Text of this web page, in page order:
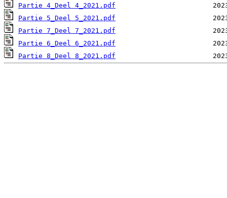
Partie 4_Deel 4_2021.pdf
Partie 5_Deel 5_2021.pdf
Partie 7_Deel 7_2021.pdf
Partie 6_Deel 6_2021.pdf
Partie 8_Deel 8_2021.pdf